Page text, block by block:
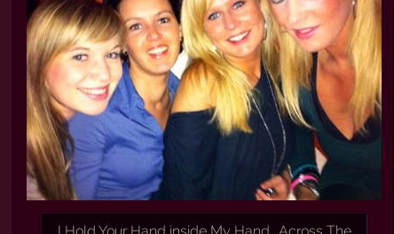
I Hold Your Hand inside My Hand.. Across The